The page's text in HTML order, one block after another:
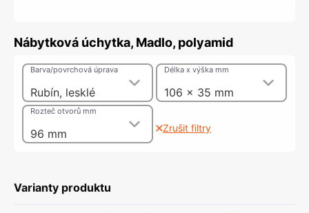
Nábytková úchytka, Madlo, polyamid
Rubín, lesklé
Barva/povrchová úprava
106 x 35 mm
Délka x výška mm
96 mm
Rozteč otvorů mm
Zrušit filtry
Varianty produktu